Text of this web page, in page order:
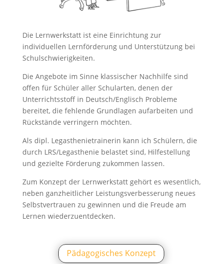
Die Lernwerkstatt ist eine Einrichtung zur
individuellen Lernförderung und Unterstützung bei
Schulschwierigkeiten.
Die Angebote im Sinne klassischer Nachhilfe sind
offen für Schüler aller Schularten, denen der
Unterrichtsstoff in Deutsch/Englisch Probleme
bereitet, die fehlende Grundlagen aufarbeiten und
Rückstände verringern möchten.
Als dipl. Legasthenietrainerin kann ich Schülern, die
durch LRS/Legasthenie belastet sind, Hilfestellung
und gezielte Förderung zukommen lassen.
Zum Konzept der Lernwerkstatt gehört es wesentlich,
neben ganzheitlicher Leistungsverbesserung neues
Selbstvertrauen zu gewinnen und die Freude am
Lernen wiederzuentdecken.
Pädagogisches Konzept